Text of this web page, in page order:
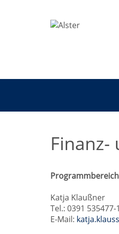
Finanz-
Katja Klaußner
Tel.: 0391 535477-
E-Mail: